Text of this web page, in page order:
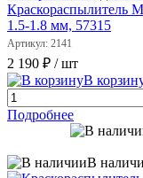
Краскораспылитель
1.5-1.8 мм, 57315
Артикул: 2141
2 190 ₽ / шт
В
Подробнее
В